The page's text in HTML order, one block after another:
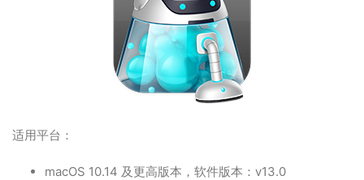
适用平台：
macOS 10.14 及更高版本，软件版本：v13.0